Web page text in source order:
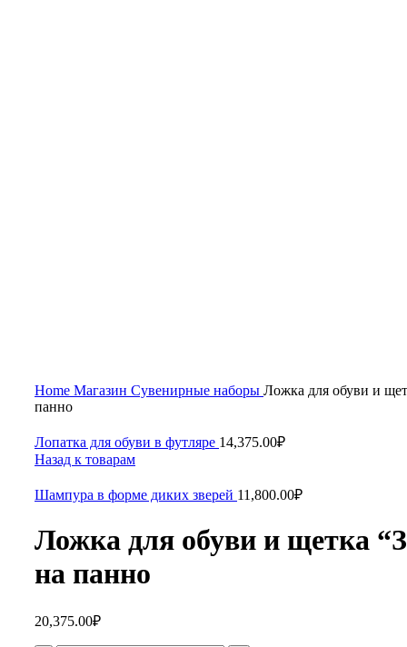
Home Магазин Сувенирные наборы Ложка для обуви и
панно
Лопатка для обуви в футляре 14,375.00₽
Назад к товарам
Шампура в форме диких зверей 11,800.00₽
Ложка для обуви и щетка
на панно
20,375.00₽